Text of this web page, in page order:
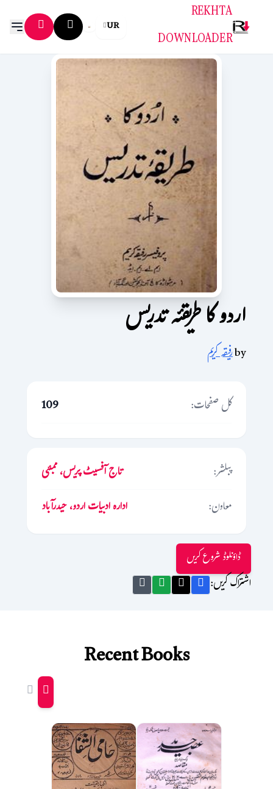
REKHTA
DOWNLOADER
UR
اردو کا طریقئہ تدریس
byرفیقہ کریم
کل صفحات:
109
پبلشر:
تاج آفسیٹ پریس، ممبئی
معاون:
ادارہ ادبیات اردو، حیدرآباد
ڈاؤنلوڈ شروع کریں
اشتراک کریں:
Recent Books